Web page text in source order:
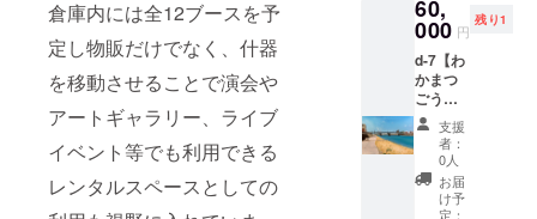
倉庫内には全12ブースを予
定し物販だけでなく、什器
を移動させることで演会や
アートギャラリー、ライブ
イベント等でも利用できる
レンタルスペースとしての
よっ
て、急
遽日程
変更と
なる場
合がご
ざいま
す。変
更と
なった
場合は
ランド
政府観
光局公
認サウ
ナアン
バサ
ダー ・
伊佐市
地域お
こし協
力隊 ※
い。店
舗での
受け取
りは、
オープ
ン後
（2021
年2月を
予定）
から6ヶ
月間を
選択く
ださ
い。店
舗での
受け取
りは、
オープ
ン後
（2021
年2月を
予定）
料込
み・税
込み価
格で
す。 ※
商品写
真はイ
メージ
です。
指定は
できま
マサト
コさん
からお
届け。
柔らか
い歌声
と空気
感の素
敵な曲
が詰
まった
60,
000 円
残り1
d-7【わ
かまつ
ごうの
パステ
ル画
原画】
薩摩川
内市出
身の
支援
者：
0人
お届
け予
定：